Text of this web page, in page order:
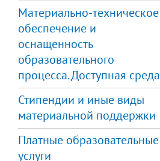
Материально-техническое
обеспечение и
оснащенность
образовательного
процесса. Доступная среда
Стипендии и иные виды
материальной поддержки
Платные образовательные
услуги